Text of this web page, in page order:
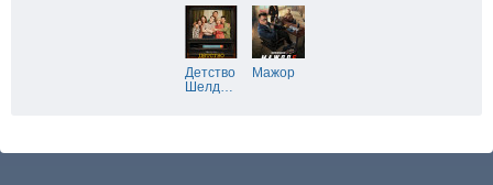
Детство
Шелд…
Мажор